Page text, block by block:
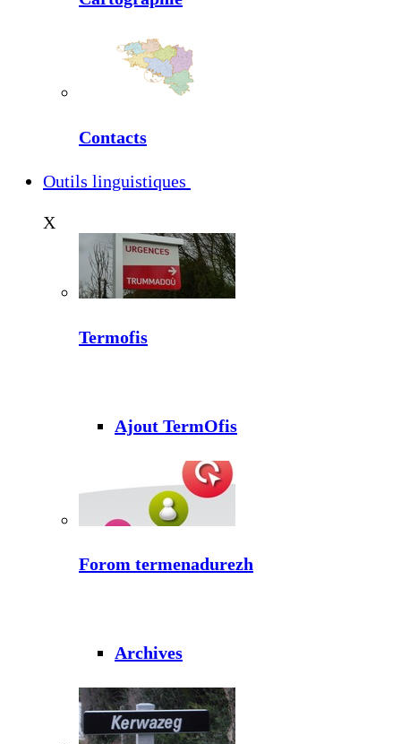
Contacts
Outils linguistiques
X
Termofis
Ajout TermOfis
Forom termenadurezh
Archives